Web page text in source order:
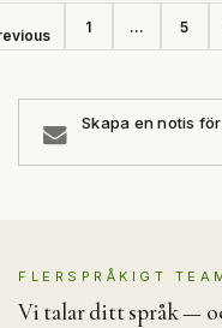
1 ... 5
Skapa en notis
FLERSPRÅKIGT
Vi talar ditt språk —